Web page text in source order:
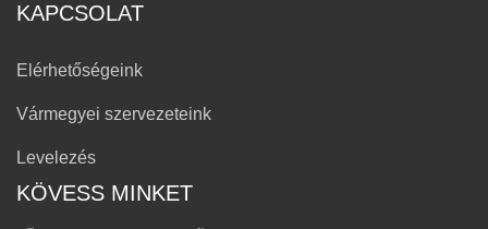
KAPCSOLAT
Elérhetőségeink
Vármegyei szervezeteink
Levelezés
KÖVESS MINKET